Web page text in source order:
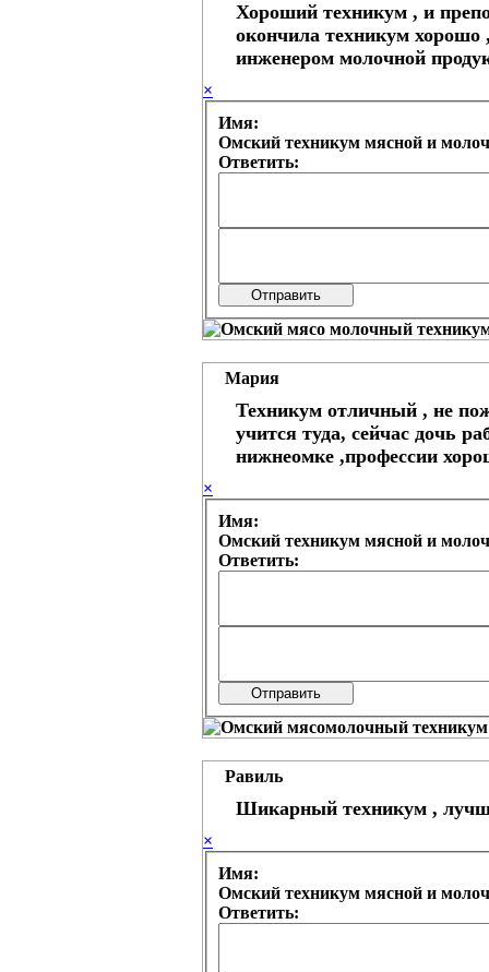
Хороший техникум , и
окончила техникум хорошо
инженером молочной
×
Имя:
Омский техникум мясной и
Ответить:
Мария
Техникум отличный , не
учится туда, сейчас дочь
нижнеомке ,профессии
×
Имя:
Омский техникум мясной и
Ответить:
Равиль
Шикарный техникум ,
×
Имя:
Омский техникум мясной и
Ответить: